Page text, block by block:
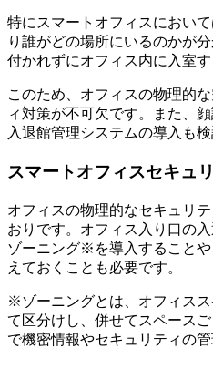
特にスマートオフィスにおい
り誰がどの場所にいるのかが
付かれずにオフィス内に入室す
このため、オフィスの物理的
ィ対策が不可欠です。また、
入退館管理システムの導入も
スマートオフィスセキュ
オフィスの物理的なセキュリ
おりです。オフィス入り口の
ゾーニング※を導入すること
えておくことも必要です。
※ゾーニングとは、オフィス
て区分けし、併せてスペース
で機密情報やセキュリティの